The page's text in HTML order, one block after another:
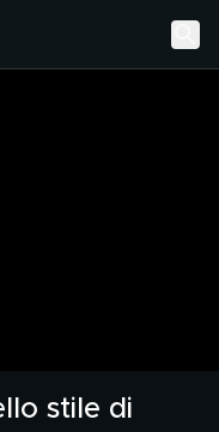
stile di